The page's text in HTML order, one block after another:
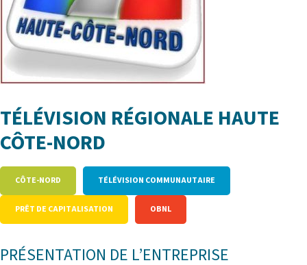
TÉLÉVISION RÉGIONALE HAUTE
CÔTE-NORD
CÔTE-NORD TÉLÉVISION COMMUNAUTAIRE
PRÊT DE CAPITALISATION OBNL
PRÉSENTATION DE L’ENTREPRISE